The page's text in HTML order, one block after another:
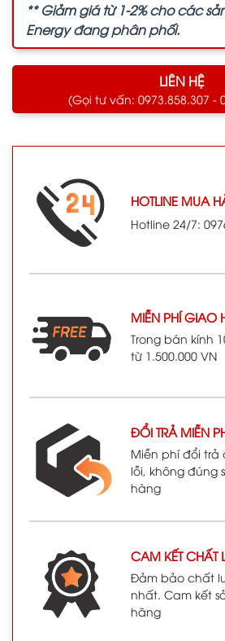
** Giảm giá từ 1-2% cho các
Energy đang phân phối.
LIÊN HỆ
(Gọi tư vấn: 0973.858.307 -
HOTLINE MUA
Hotline 24/7:
MIỄN PHÍ GIAO
Trong bán kính
từ 1.500.000 VN
ĐỔI TRẢ MIỄN
Miễn phí đổi trả
lỗi, không đúng
hàng
CAM KẾT CHẤT
Đảm bảo chất
nhất. Cam kết
hãng